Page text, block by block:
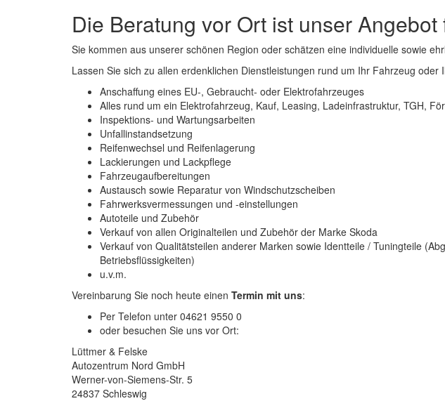
Die Beratung vor Ort ist unser
Sie kommen aus unserer schönen Region oder schätzen eine individuelle sowie
Lassen Sie sich zu allen erdenklichen Dienstleistungen rund um Ihr Fahrzeug
Anschaffung eines EU-, Gebraucht- oder Elektrofahrzeuges
Alles rund um ein Elektrofahrzeug, Kauf, Leasing, Ladeinfrastruktur, TGH,
Inspektions- und Wartungsarbeiten
Unfallinstandsetzung
Reifenwechsel und Reifenlagerung
Lackierungen und Lackpflege
Fahrzeugaufbereitungen
Austausch sowie Reparatur von Windschutzscheiben
Fahrwerksvermessungen und -einstellungen
Autoteile und Zubehör
Verkauf von allen Originalteilen und Zubehör der Marke Skoda
Verkauf von Qualitätsteilen anderer Marken sowie Identteile / Tuningteile
Betriebsflüssigkeiten)
u.v.m.
Vereinbarung Sie noch heute einen Termin mit uns:
Per Telefon unter 04621 9550 0
oder besuchen Sie uns vor Ort:
Lüttmer & Felske
Autozentrum Nord GmbH
Werner-von-Siemens-Str. 5
24837 Schleswig